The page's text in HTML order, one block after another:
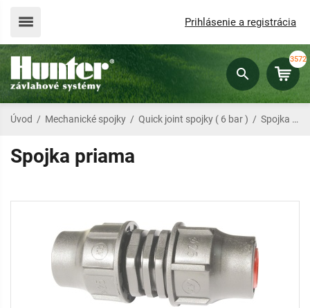
Prihlásenie a registrácia
3572
Úvod / Mechanické spojky / Quick joint spojky ( 6 bar ) / Spojka priama
Spojka priama